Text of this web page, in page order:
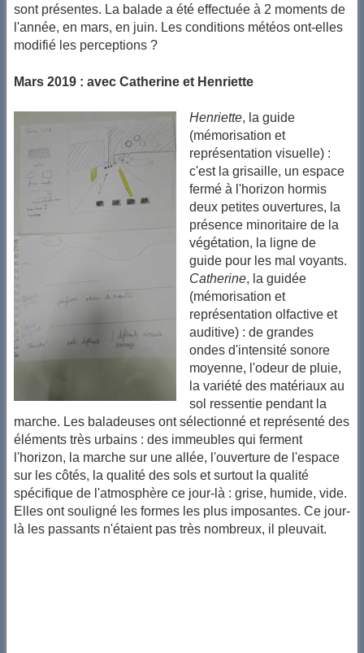
sont présentes. La balade a été effectuée à 2 moments de
l'année, en mars, en juin. Les conditions météos ont-elles
modifié les perceptions ?
Mars 2019 : avec Catherine et Henriette
Henriette, la guide
(mémorisation et
représentation visuelle) :
c'est la grisaille, un espace
fermé à l'horizon hormis
deux petites ouvertures, la
présence minoritaire de la
végétation, la ligne de
guide pour les mal voyants.
Catherine, la guidée
(mémorisation et
représentation olfactive et
auditive) : de grandes
ondes d'intensité sonore
moyenne, l'odeur de pluie,
la variété des matériaux au
sol ressentie pendant la
marche. Les baladeuses ont sélectionné et représenté des
éléments très urbains : des immeubles qui ferment
l'horizon, la marche sur une allée, l'ouverture de l'espace
sur les côtés, la qualité des sols et surtout la qualité
spécifique de l'atmosphère ce jour-là : grise, humide, vide.
Elles ont souligné les formes les plus imposantes. Ce jour-
là les passants n'étaient pas très nombreux, il pleuvait.